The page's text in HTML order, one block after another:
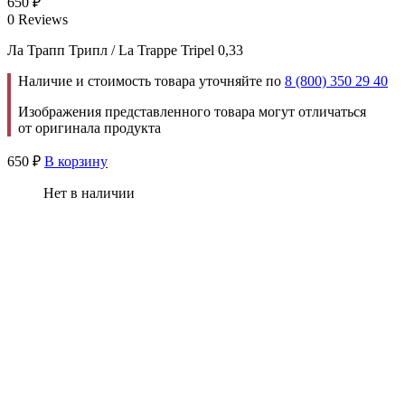
0 Reviews
Ла Трапп Трипл / La Trappe Tripel 0,33
Наличие и стоимость товара уточняйте по 8 (800) 350 29 40
Изображения представленного товара могут отличаться
от оригинала продукта
650 ₽ В корзину
Нет в наличии